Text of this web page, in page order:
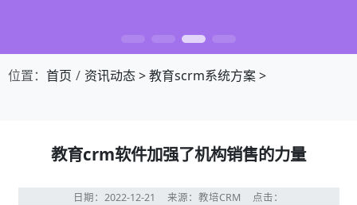
位置： 首页 资讯动态>教育scrm系统方案>
教育crm软件加强了机构销售的力量
日期：2022-12-21 来源：教培CRM 点击：